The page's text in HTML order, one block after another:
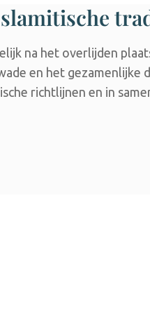
na het overlijden
en het
richtlijnen en in